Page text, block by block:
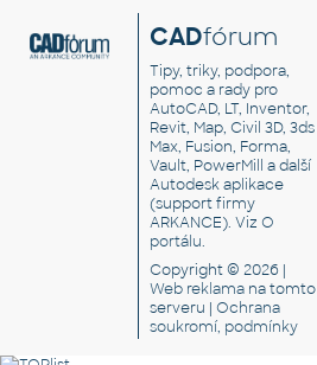
CADfórum
Tipy, triky, podpora,
pomoc a rady pro
AutoCAD, LT, Inventor,
Revit, Map, Civil 3D, 3ds
Max, Fusion, Forma,
Vault, PowerMill a další
Autodesk aplikace
(support firmy
ARKANCE). VizO
portálu.
Copyright © 2026 |
Web reklama na tomto
serveru |Ochrana
soukromí, podmínky